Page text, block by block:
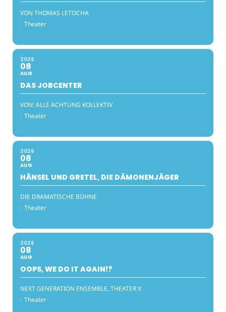
VON THOMAS LETOCHA
: Theater
2026
08
AUG
DAS JOBCENTER
VON: ALLE ACHTUNG KOLLEKTIV
: Theater
2026
08
AUG
HÄNSEL UND GRETEL, DIE DÄMONENJÄGER
DIE DRAMATISCHE BÜHNE
: Theater
2026
08
AUG
OOPS, WE DO IT AGAIN!?
NEXT GENERATION ENSEMBLE, THEATER X
: Theater